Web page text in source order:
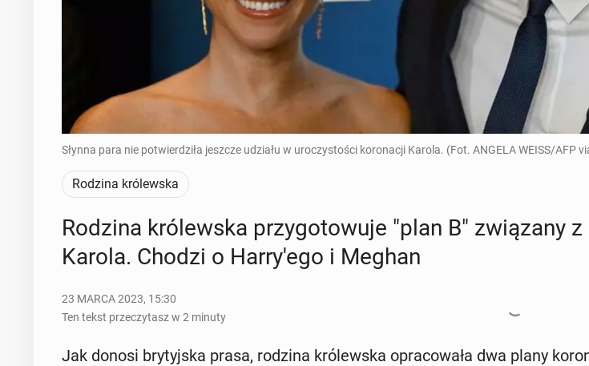
Słynna para nie potwierdziła jeszcze udziału w uroczystości koronacji Karola. (Fot. ANGELA WEISS/AFP
Rodzina królewska
Rodzina kró­lew­ska przy­go­to­wu­je "plan B" zwią­za­ny
Karola. Chodzi o Har­ry­'e­go i Meghan
23 MARCA 2023, 15:30
Ten tekst przeczytasz w 2 minuty
Jak donosi bry­tyj­ska prasa, rodzina kró­lew­ska opra­co­wa­ła dwa plany